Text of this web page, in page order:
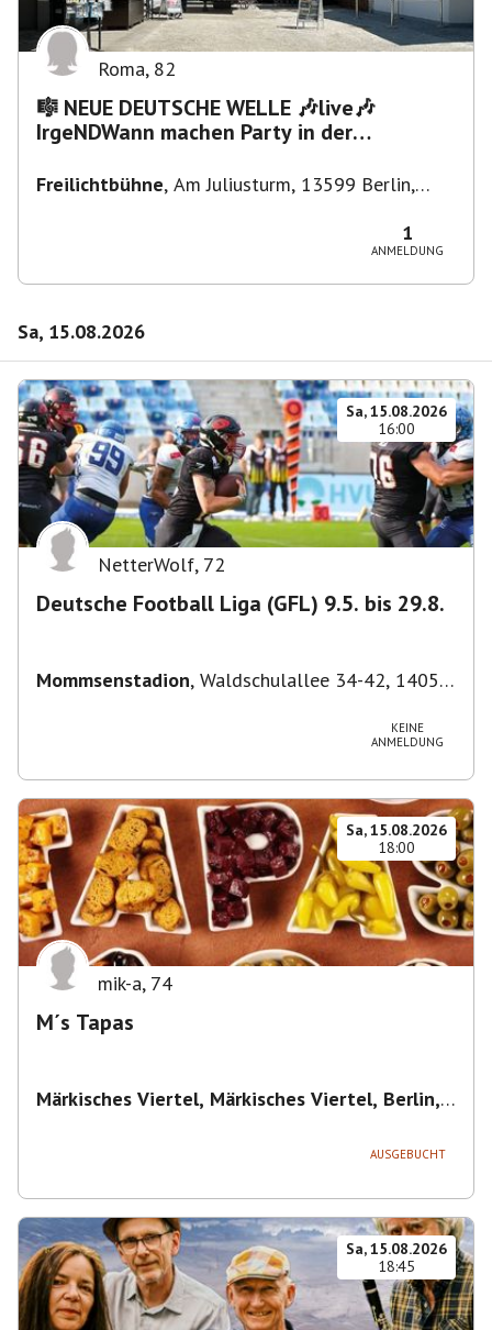
Roma, 82
🎼 NEUE DEUTSCHE WELLE 🎶live🎶
IrgeNDWann machen Party in der
Freilichtbühne, Am Juliusturm, 13599 Berlin,
1
ANMELDUNG
Sa, 15.08.2026
Sa, 15.08.2026
16:00
NetterWolf, 72
Deutsche Football Liga (GFL) 9.5. bis 29.8.
Mommsenstadion, Waldschulallee 34-42, 14055
KEINE
ANMELDUNG
Sa, 15.08.2026
18:00
mik-a, 74
M´s Tapas
Märkisches Viertel, Märkisches Viertel, Berlin,
AUSGEBUCHT
Sa, 15.08.2026
18:45